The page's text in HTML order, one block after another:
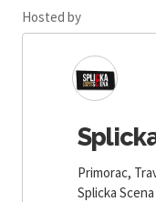
Hosted by
Primorac,
Splicka